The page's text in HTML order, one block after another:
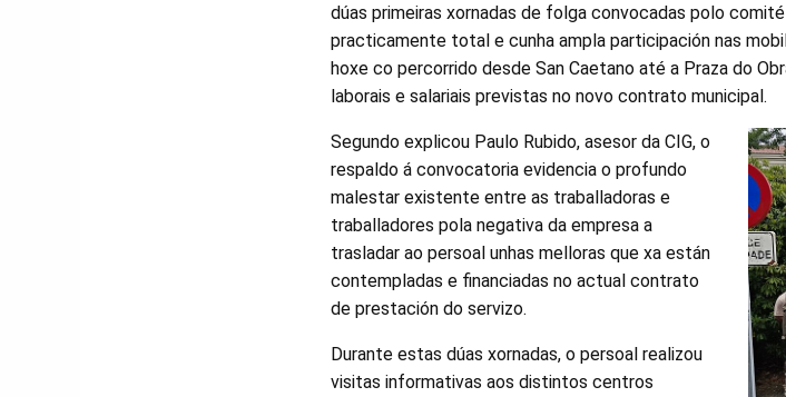
dúas primeiras xornadas de folga convocadas polo
practicamente total e cunha ampla participación nas
hoxe co percorrido desde San Caetano até a Praza do
laborais e salariais previstas no novo contrato municipal.
Segundo explicou Paulo Rubido, asesor da CIG, o
respaldo á convocatoria evidencia o profundo
malestar existente entre as traballadoras e
traballadores pola negativa da empresa a
trasladar ao persoal unhas melloras que xa están
contempladas e financiadas no actual contrato
de prestación do servizo.
Durante estas dúas xornadas, o persoal realizou
visitas informativas aos distintos centros